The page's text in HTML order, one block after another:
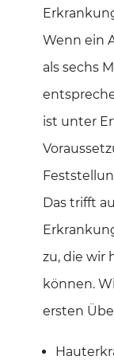
Wenn ein
als sechs
ist unter
Das trifft
zu, die wir
können.
ersten